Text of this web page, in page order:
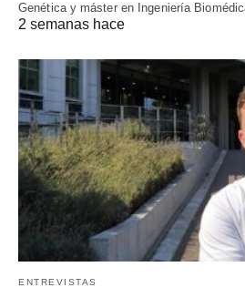
Genética y máster en Ingeniería
2 semanas hace
ENTREVISTAS